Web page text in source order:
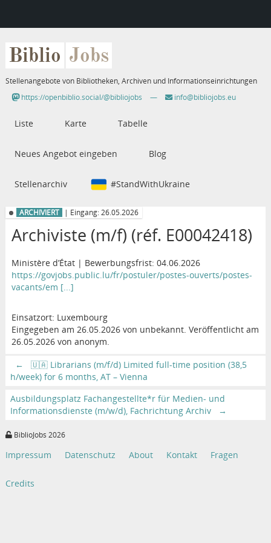
Biblio Jobs
Stellenangebote von Bibliotheken, Archiven und Informationseinrichtungen
https://openbiblio.social/@bibliojobs
— info@bibliojobs.eu
Liste Karte Tabelle
Neues Angebot eingeben Blog
Stellenarchiv #StandWithUkraine
ARCHIVIERT | Eingang: 26.05.2026
Archiviste (m/f) (réf. E00042418)
Ministère d’État | Bewerbungsfrist: 04.06.2026
https://govjobs.public.lu/fr/postuler/postes-ouverts/postes-
vacants/em [...]
Einsatzort: Luxembourg
Eingegeben am 26.05.2026 von unbekannt. Veröffentlicht am
26.05.2026 von anonym.
←
🇺🇦 Librarians (m/f/d) Limited full-time position (38,5
h/week) for 6 months, AT – Vienna
Ausbildungsplatz Fachangestellte*r für Medien- und
Informationsdienste (m/w/d), Fachrichtung Archiv
→
BiblioJobs 2026
Impressum Datenschutz About Kontakt Fragen
Credits